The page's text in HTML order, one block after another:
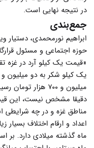
در نتیجه‌ نهایی است.
جمع‌بندی
ابراهیم نورمحمدی، دستیار
حوزه اجتماعی و مسئول
میلیون و ۷۰۰ هزار تومان رسیده است.»
دقیقا مشخص نیست، این
مناطق غزه و در چه شرایطی
اعداد و ارقام اختلاف بسیار
ماه گذشته میلادی دارد. بر